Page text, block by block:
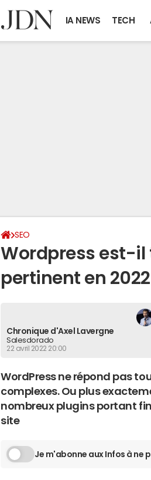
IA NEWS TECH
SEO
Wordpress est-il
pertinent en 2022
Chronique d'Axel Lavergne
Salesdorado
22 avril 2022 20:00
WordPress ne répond pas
complexes. Ou plus
nombreux plugins portant
site
Je m'abonne aux Infos à ne